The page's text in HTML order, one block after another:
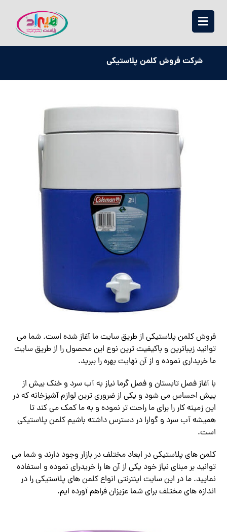
شرکت فروش کلمن پلاستیکی
فروش کلمن پلاستیکی از طریق سایت ما آغاز شده است. شما می
توانید زیباترین و باکیفیت ترین نوع این محصول را از طریق سایت
ما خریداری نموده و از آن نهایت بهره را ببرید.
با آغاز فصل تابستان و فصل گرما نیاز به آب سرد و خنک بیش از
پیش احساس می شود و یکی از ضروری ترین لوازم آشپزخانه که در
این زمینه کار را برای ما راحت تر نموده و به ما کمک می کند تا
همیشه آب سرد و گوارا در دسترس داشته باشیم کلمن پلاستیکی
است.
کلمن های پلاستیکی در ابعاد مختلف در بازار وجود دارند و شما می
توانید بر مبنای نیاز خود یکی از آن ها را خریدرای نموده و استفاده
نمایید. ما در این سایت اینترنتی انواع کلمن های پلاستیکی را در
اندازه های مختلف برای شما عزیزان فراهم آورده ایم.